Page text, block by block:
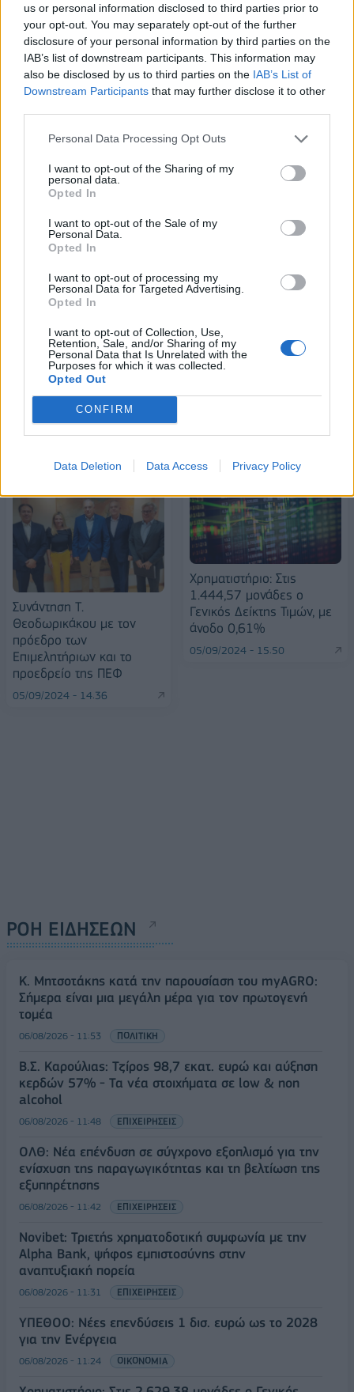
us or personal information disclosed to third parties prior to
your opt-out. You may separately opt-out of the further
disclosure of your personal information by third parties on the
IAB’s list of downstream participants. This information may
also be disclosed by us to third parties on the IAB’s List of
Downstream Participants that may further disclose it to other
Personal Data Processing Opt Outs
I want to opt-out of the Sharing of my
personal data.
Opted In
I want to opt-out of the Sale of my
Personal Data.
Opted In
I want to opt-out of processing my
Personal Data for Targeted Advertising.
Opted In
I want to opt-out of Collection, Use,
Retention, Sale, and/or Sharing of my
Personal Data that Is Unrelated with the
Purposes for which it was collected.
Opted Out
CONFIRM
Data Deletion Data Access Privacy Policy
Novibet: Τριετής χρηματοδοτική
συμφωνία με την Alpha Bank,
ψήφος εμπιστοσύνης στην
αναπτυξιακή πορεία
Evergood: Άγγιξε τα 300 εκατ. ο
τζίρος- Στα 10 εκατ. ευρώ το
τίμημα για το 60% του
Jackaroo
Η συμφωνία Arval-Athlon αναδιαμορφώνει την αγορά leasing
VW: Η δύσκολη εξίσωση της
αναδιάρθρωσης
Alpha Bank: Για πρώτη φορά το
βιωσιμότητα σε καθημερινή πράξη
Stoiximan: «Πού ήσουν;» στις μεγάλες στιγμές του Ολυμπιακού
ΠΕΡΙΣΣΌΤΕΡΑ ΣΕ ΑΥΤΉ ΤΗΝ ΚΑΤΗΓΟΡΊΑ
Συνάντηση Τ.
Θεοδωρικάκου με τον
πρόεδρο των
Επιμελητήριων και το
προεδρείο της ΠΕΦ
05/09/2024 - 14:36
Χρηματιστήριο: Στις
1.444,57 μονάδες ο
Γενικός Δείκτης Τιμών, με
άνοδο 0,61%
05/09/2024 - 15:50
ΡΟΗ ΕΙΔΗΣΕΩΝ
Κ. Μητσοτάκης κατά την παρουσίαση του myAGRO:
Σήμερα είναι μια μεγάλη μέρα για τον πρωτογενή
τομέα
06/08/2026 - 11:53 ΠΟΛΙΤΙΚΗ
Β.Σ. Καρούλιας: Τζίρος 98,7 εκατ. ευρώ και αύξηση
κερδών 57% - Τα νέα στοιχήματα σε low & non
alcohol
06/08/2026 - 11:48 ΕΠΙΧΕΙΡΗΣΕΙΣ
ΟΛΘ: Νέα επένδυση σε σύγχρονο εξοπλισμό για την
ενίσχυση της παραγωγικότητας και τη βελτίωση της
εξυπηρέτησης
06/08/2026 - 11:42 ΕΠΙΧΕΙΡΗΣΕΙΣ
Novibet: Τριετής χρηματοδοτική συμφωνία με την
Alpha Bank, ψήφος εμπιστοσύνης στην
αναπτυξιακή πορεία
06/08/2026 - 11:31 ΕΠΙΧΕΙΡΗΣΕΙΣ
ΥΠΕΘΟΟ: Νέες επενδύσεις 1 δισ. ευρώ ως το 2028
για την Ενέργεια
06/08/2026 - 11:24 ΟΙΚΟΝΟΜΙΑ